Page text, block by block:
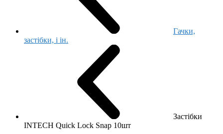
Гачки,
застібки, і ін.
Застібки
INTECH Quick Lock Snap 10шт